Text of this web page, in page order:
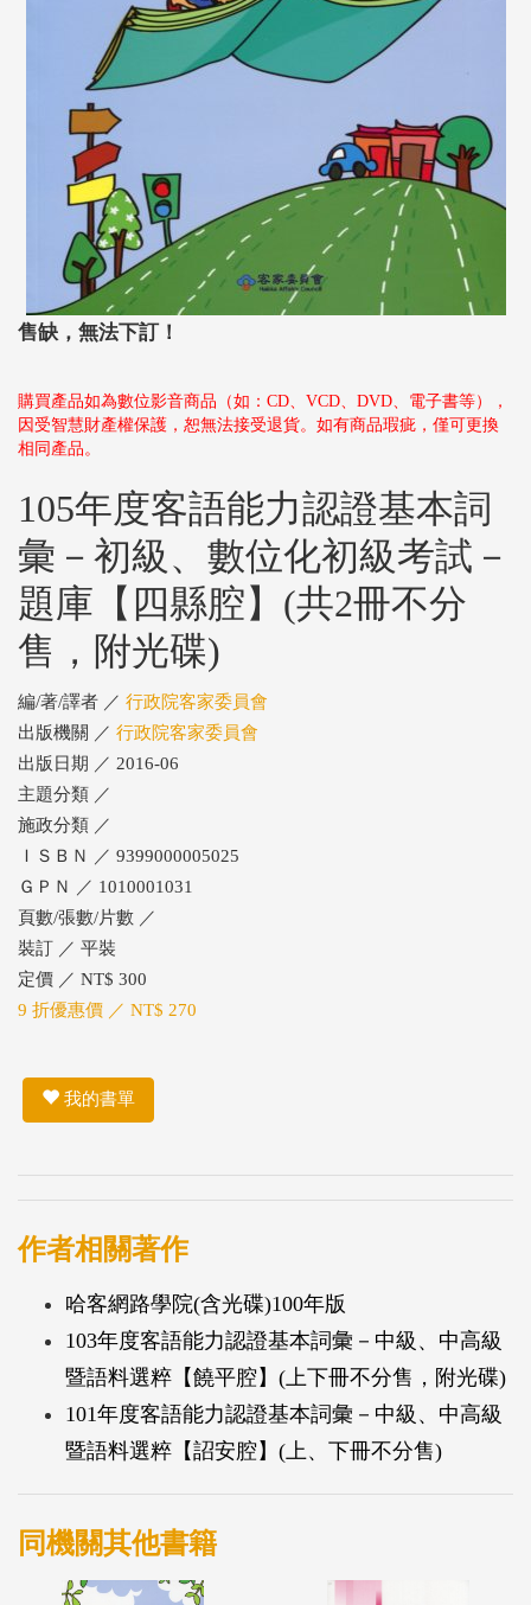
售缺，無法下訂！
購買產品如為數位影音商品（如：CD、VCD、DVD、電子書等），
因受智慧財產權保護，恕無法接受退貨。如有商品瑕疵，僅可更換
相同產品。
105年度客語能力認證基本詞
彙－初級、數位化初級考試－
題庫【四縣腔】(共2冊不分
售，附光碟)
編/著/譯者 ／ 行政院客家委員會
出版機關 ／ 行政院客家委員會
出版日期 ／ 2016-06
主題分類 ／
施政分類 ／
ＩＳＢＮ ／ 9399000005025
ＧＰＮ ／ 1010001031
頁數/張數/片數 ／
裝訂 ／ 平裝
定價 ／ NT$ 300
9 折優惠價 ／ NT$ 270
我的書單
作者相關著作
哈客網路學院(含光碟)100年版
103年度客語能力認證基本詞彙－中級、中高級
暨語料選粹【饒平腔】(上下冊不分售，附光碟)
101年度客語能力認證基本詞彙－中級、中高級
暨語料選粹【詔安腔】(上、下冊不分售)
同機關其他書籍